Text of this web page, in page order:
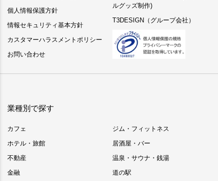
個人情報保護方針
情報セキュリティ基本方針
カスタマーハラスメントポリシー
お問い合わせ
ルグッズ制作)
T3DESIGN（グループ会社）
業種別で探す
カフェ
ホテル・旅館
不動産
金融
ジム・フィットネス
居酒屋・バー
温泉・サウナ・銭湯
道の駅